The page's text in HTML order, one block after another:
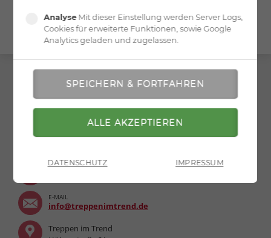
TREPPEN IM TREND
TELEFON
FAX
E-MAIL
info@treppenimtrend.de
Treppen im Trend
Analyse Mit dieser Einstellung werden Server Logs,
Cookies für erweiterte Funktionen, sowie Google
Analytics geladen und zugelassen.
DATENSCHUTZ IMPRESSUM